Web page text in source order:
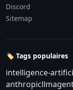
Discord
Sitemap
🏷️ Tags populaires
intelligence-
anthropicllm